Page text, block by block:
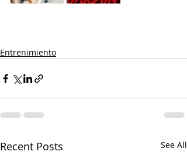
Entrenimiento
Recent Posts See All